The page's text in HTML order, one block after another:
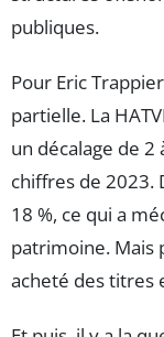
publiques.
Pour Eric
partielle. La
un décalage de 2
chiffres de 2023.
18 %, ce qui a
patrimoine. Mais
acheté des titres